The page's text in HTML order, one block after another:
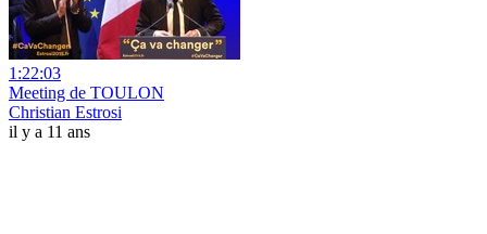
1:22:03
Meeting de TOULON
Christian Estrosi
il y a 11 ans